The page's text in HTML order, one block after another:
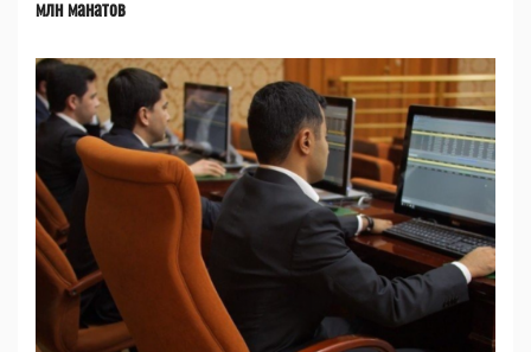
млн манатов